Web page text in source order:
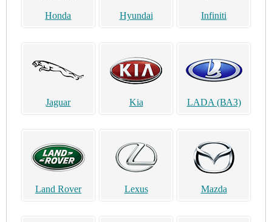
Honda Hyundai Infiniti
Jaguar Kia LADA (ВАЗ)
Land Rover Lexus Mazda